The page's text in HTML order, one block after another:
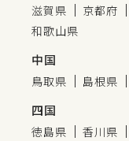
滋賀県 京都府
和歌山県
中国
鳥取県 島根県
四国
徳島県 香川県